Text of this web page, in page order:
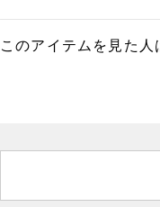
このアイテムを見た